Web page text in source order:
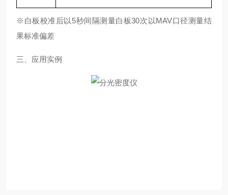
※白板校准后以5秒间隔测量白板30次以MAV口径测量结
果标准偏差
三、应用实例